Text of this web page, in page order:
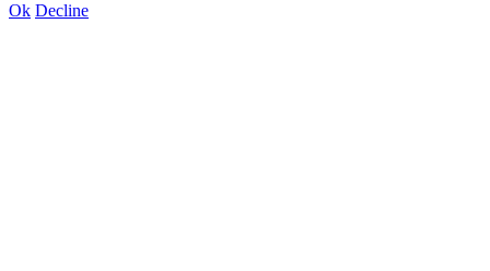
Ok Decline